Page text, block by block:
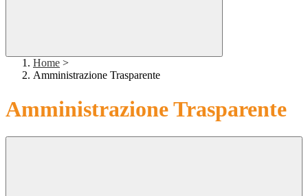
Home >
Amministrazione Trasparente
Amministrazione Trasparente